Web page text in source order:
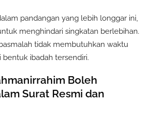
pandangan yang lebih longgar ini,
menghindari singkatan berlebihan.
tidak membutuhkan waktu
bentuk ibadah tersendiri.
Boleh
Surat Resmi dan